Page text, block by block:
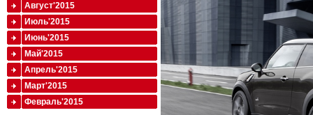
Август'2015
Июль'2015
Июнь'2015
Май'2015
Апрель'2015
Март'2015
Февраль'2015